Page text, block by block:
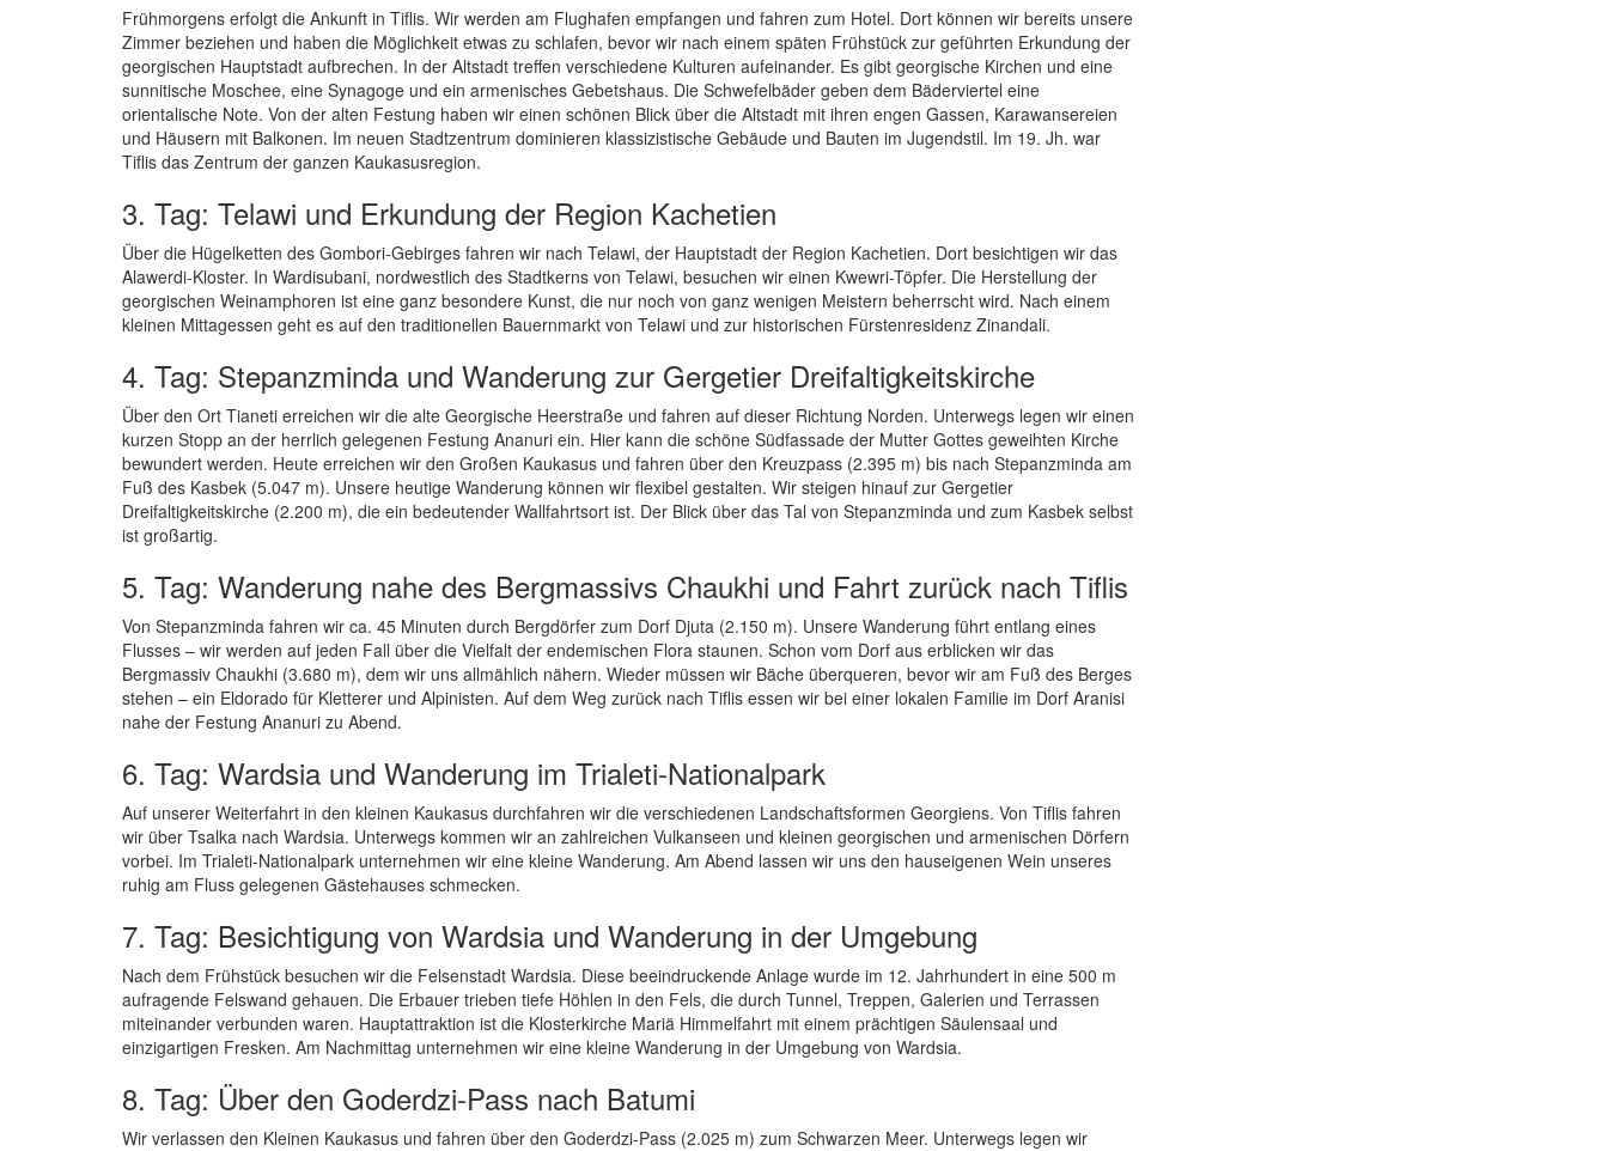
Frühmorgens erfolgt die Ankunft in Tiflis. Wir werden am Flughafen empfangen und fahren zum Hotel. Dort können wir bereits unsere
Zimmer beziehen und haben die Möglichkeit etwas zu schlafen, bevor wir nach einem späten Frühstück zur geführten Erkundung der
georgischen Hauptstadt aufbrechen. In der Altstadt treffen verschiedene Kulturen aufeinander. Es gibt georgische Kirchen und eine
sunnitische Moschee, eine Synagoge und ein armenisches Gebetshaus. Die Schwefelbäder geben dem Bäderviertel eine
orientalische Note. Von der alten Festung haben wir einen schönen Blick über die Altstadt mit ihren engen Gassen, Karawansereien
und Häusern mit Balkonen. Im neuen Stadtzentrum dominieren klassizistische Gebäude und Bauten im Jugendstil. Im 19. Jh. war
Tiflis das Zentrum der ganzen Kaukasusregion.
3. Tag: Telawi und Erkundung der Region Kachetien
Über die Hügelketten des Gombori-Gebirges fahren wir nach Telawi, der Hauptstadt der Region Kachetien. Dort besichtigen wir das
Alawerdi-Kloster. In Wardisubani, nordwestlich des Stadtkerns von Telawi, besuchen wir einen Kwewri-Töpfer. Die Herstellung der
georgischen Weinamphoren ist eine ganz besondere Kunst, die nur noch von ganz wenigen Meistern beherrscht wird. Nach einem
kleinen Mittagessen geht es auf den traditionellen Bauernmarkt von Telawi und zur historischen Fürstenresidenz Zinandali.
4. Tag: Stepanzminda und Wanderung zur Gergetier Dreifaltigkeitskirche
Über den Ort Tianeti erreichen wir die alte Georgische Heerstraße und fahren auf dieser Richtung Norden. Unterwegs legen wir einen
kurzen Stopp an der herrlich gelegenen Festung Ananuri ein. Hier kann die schöne Südfassade der Mutter Gottes geweihten Kirche
bewundert werden. Heute erreichen wir den Großen Kaukasus und fahren über den Kreuzpass (2.395 m) bis nach Stepanzminda am
Fuß des Kasbek (5.047 m). Unsere heutige Wanderung können wir flexibel gestalten. Wir steigen hinauf zur Gergetier
Dreifaltigkeitskirche (2.200 m), die ein bedeutender Wallfahrtsort ist. Der Blick über das Tal von Stepanzminda und zum Kasbek selbst
ist großartig.
5. Tag: Wanderung nahe des Bergmassivs Chaukhi und Fahrt zurück nach Tiflis
Von Stepanzminda fahren wir ca. 45 Minuten durch Bergdörfer zum Dorf Djuta (2.150 m). Unsere Wanderung führt entlang eines
Flusses – wir werden auf jeden Fall über die Vielfalt der endemischen Flora staunen. Schon vom Dorf aus erblicken wir das
Bergmassiv Chaukhi (3.680 m), dem wir uns allmählich nähern. Wieder müssen wir Bäche überqueren, bevor wir am Fuß des Berges
stehen – ein Eldorado für Kletterer und Alpinisten. Auf dem Weg zurück nach Tiflis essen wir bei einer lokalen Familie im Dorf Aranisi
nahe der Festung Ananuri zu Abend.
6. Tag: Wardsia und Wanderung im Trialeti-Nationalpark
Auf unserer Weiterfahrt in den kleinen Kaukasus durchfahren wir die verschiedenen Landschaftsformen Georgiens. Von Tiflis fahren
wir über Tsalka nach Wardsia. Unterwegs kommen wir an zahlreichen Vulkanseen und kleinen georgischen und armenischen Dörfern
vorbei. Im Trialeti-Nationalpark unternehmen wir eine kleine Wanderung. Am Abend lassen wir uns den hauseigenen Wein unseres
ruhig am Fluss gelegenen Gästehauses schmecken.
7. Tag: Besichtigung von Wardsia und Wanderung in der Umgebung
Nach dem Frühstück besuchen wir die Felsenstadt Wardsia. Diese beeindruckende Anlage wurde im 12. Jahrhundert in eine 500 m
aufragende Felswand gehauen. Die Erbauer trieben tiefe Höhlen in den Fels, die durch Tunnel, Treppen, Galerien und Terrassen
miteinander verbunden waren. Hauptattraktion ist die Klosterkirche Mariä Himmelfahrt mit einem prächtigen Säulensaal und
einzigartigen Fresken. Am Nachmittag unternehmen wir eine kleine Wanderung in der Umgebung von Wardsia.
8. Tag: Über den Goderdzi-Pass nach Batumi
Wir verlassen den Kleinen Kaukasus und fahren über den Goderdzi-Pass (2.025 m) zum Schwarzen Meer. Unterwegs legen wir